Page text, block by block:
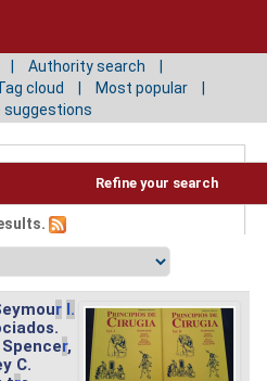
Authority search
cloud
Most popular
suggestions
Refine your search
r I.
r,
C.